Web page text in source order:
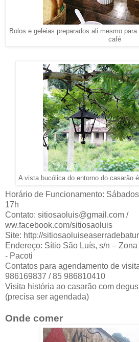
Bolos e geleias preparados ali mesmo
café
A vista bucólica do entorno do casarão
Horário de Funcionamento:
17h
Contato: sitiosaoluis@gmail.com /
ww.facebook.com/sitiosaoluis
Site: http://
Endereço: Sítio São Luís, s/n –
- Pacoti
Contatos para agendamento de
986169837 / 85 986810410
Visita história ao casarão com
(precisa ser agendada)
Onde comer